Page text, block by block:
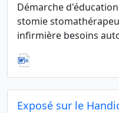
Démarche
stomie
infirmière besoins
Exposé sur le